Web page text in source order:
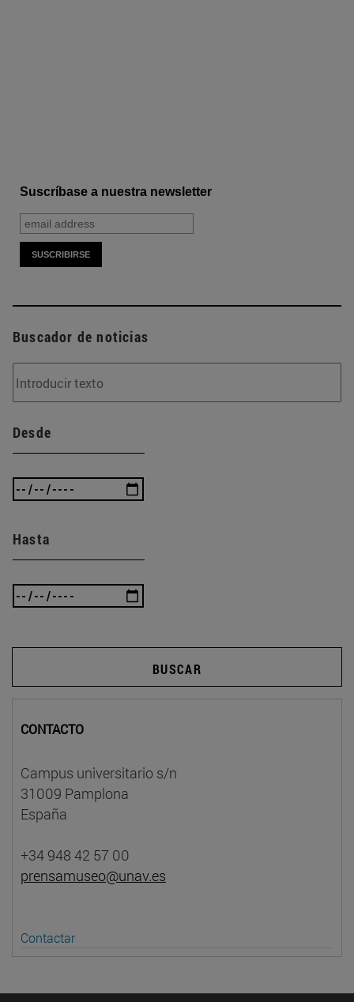
Suscríbase a nuestra newsletter
Buscador de noticias
Desde
Hasta
BUSCAR
CONTACTO
Campus universitario s/n
31009 Pamplona
España
+34 948 42 57 00
prensamuseo@unav.es
Contactar